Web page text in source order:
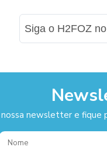
Siga o H2FOZ no
newsletter e